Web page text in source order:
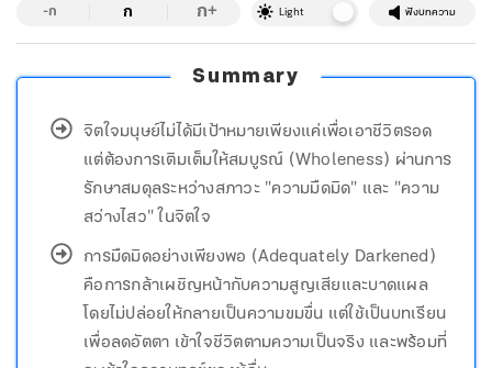
-ก ก ก+ Light ฟังบทความ
Summary
จิตใจมนุษย์ไม่ได้มีเป้าหมายเพียงแค่เพื่อเอาชีวิตรอด
แต่ต้องการเติมเต็มให้สมบูรณ์ (Wholeness) ผ่านการ
รักษาสมดุลระหว่างสภาวะ "ความมืดมิด" และ "ความ
สว่างไสว" ในจิตใจ
การมืดมิดอย่างเพียงพอ (Adequately Darkened)
คือการกล้าเผชิญหน้ากับความสูญเสียและบาดแผล
โดยไม่ปล่อยให้กลายเป็นความขมขื่น แต่ใช้เป็นบทเรียน
เพื่อลดอัตตา เข้าใจชีวิตตามความเป็นจริง และพร้อมที่